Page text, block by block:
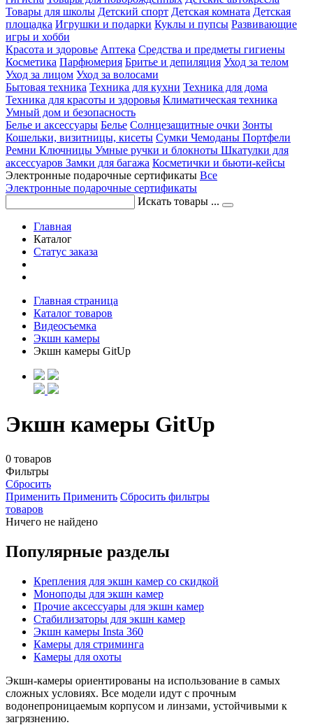
Товары для школы Детский спорт Детская комната Детская
площадка Игрушки и подарки Куклы и пупсы Развивающие
игры и хобби
Красота и здоровье Аптека Средства и предметы гигиены
Косметика Парфюмерия Бритье и депиляция Уход за телом
Уход за лицом Уход за волосами
Бытовая техника Техника для кухни Техника для дома
Техника для красоты и здоровья Климатическая техника
Умный дом и безопасность
Белье и аксессуары Белье Солнцезащитные очки Зонты
Кошельки, визитницы, кисеты Сумки Чемоданы Портфели
Ремни Ключницы Умные ручки и блокноты Шкатулки для
аксессуаров Замки для багажа Косметички и бьюти-кейсы
Электронные подарочные сертификаты Все
Электронные подарочные сертификаты
Искать товары ...
Главная
Каталог
Статус заказа
Главная страница
Каталог товаров
Видеосъемка
Экшн камеры
Экшн камеры GitUp
Экшн камеры GitUp
0 товаров
Фильтры
Сбросить
Применить Применить Сбросить фильтры
товаров
Ничего не найдено
Популярные разделы
Крепления для экшн камер со скидкой
Моноподы для экшн камер
Прочие аксессуары для экшн камер
Стабилизаторы для экшн камер
Экшн камеры Insta 360
Камеры для стриминга
Камеры для охоты
Экшн-камеры ориентированы на использование в самых
сложных условиях. Все модели идут с прочным
водонепроницаемым корпусом и линзами, устойчивыми к
загрязнению.